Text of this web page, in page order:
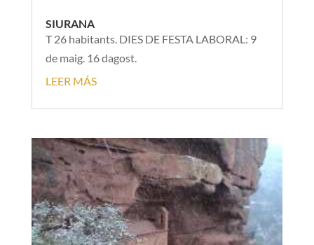
SIURANA
T 26 habitants. DIES DE FESTA LABORAL: 9
de maig. 16 dagost.
LEER MÁS